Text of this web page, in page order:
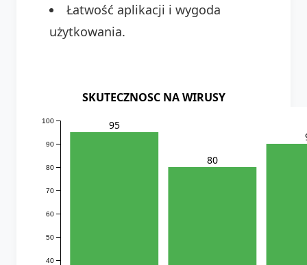
Łatwość aplikacji i wygoda
użytkowania.
SKUTECZNOSC NA WIRUSY
40
50
60
70
80
90
100 95
80